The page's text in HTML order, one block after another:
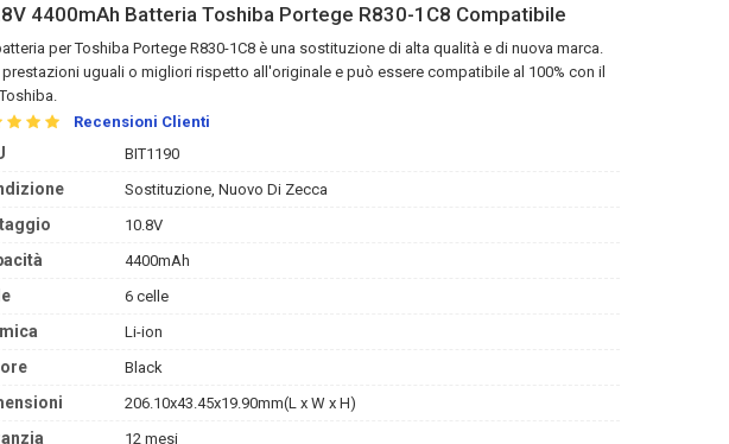
4400mAh Batteria Toshiba Portege R830-1C8 Compatibile
per Toshiba Portege R830-1C8 è una sostituzione di alta qualità e di nuova marca.
uguali o migliori rispetto all'originale e può essere compatibile al 100% con il
Recensioni Clienti
BIT1190
Sostituzione, Nuovo Di Zecca
10.8V
4400mAh
6 celle
Li-ion
Black
206.10x43.45x19.90mm(L x W x H)
12 mesi